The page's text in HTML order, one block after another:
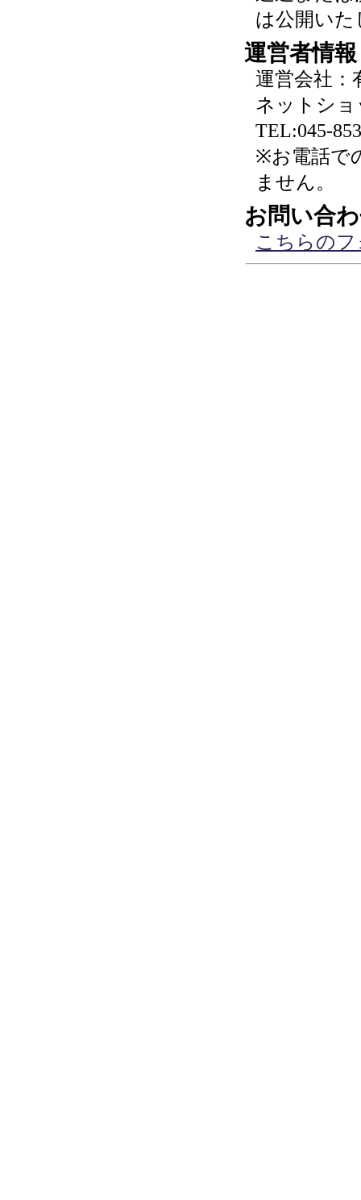
は公開い
運営者情報
運営会社：
ネットショ
TEL:045-
※お電話で
ません。
お問い合
こちらの